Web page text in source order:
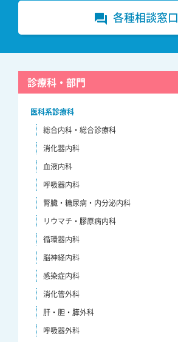
forum 各種相談窓口
診療科・部門
医科系診療科
総合内科・総合診療科
消化器内科
血液内科
呼吸器内科
腎臓・糖尿病・内分泌内科
リウマチ・膠原病内科
循環器内科
脳神経内科
感染症内科
消化管外科
肝・胆・膵外科
呼吸器外科